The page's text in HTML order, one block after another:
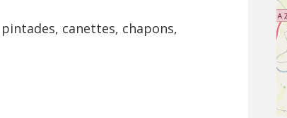
canettes, chapons,